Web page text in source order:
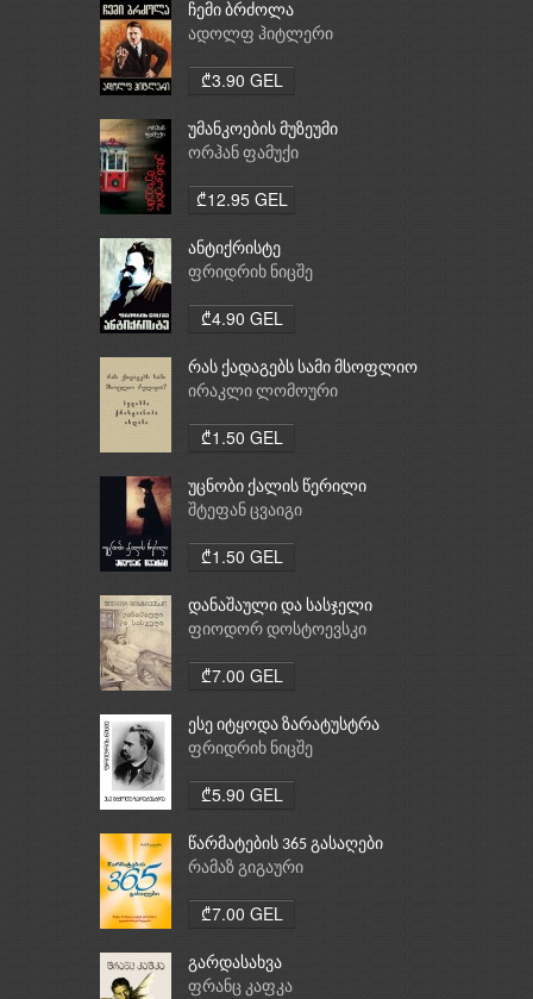
ჩემი ბრძოლა
ადოლფ ჰიტლერი
₾3.90 GEL
უმანკოების მუზეუმი
ორჰან ფამუქი
₾12.95 GEL
ანტიქრისტე
ფრიდრიხ ნიცშე
₾4.90 GEL
რას ქადაგებს სამი მსოფლიო
რელიგია: ბუდიზმი,
ირაკლი ლომოური
₾1.50 GEL
უცნობი ქალის წერილი
შტეფან ცვაიგი
₾1.50 GEL
დანაშაული და სასჯელი
ფიოდორ დოსტოევსკი
₾7.00 GEL
ესე იტყოდა ზარატუსტრა
ფრიდრიხ ნიცშე
₾5.90 GEL
წარმატების 365 გასაღები
რამაზ გიგაური
₾7.00 GEL
გარდასახვა
ფრანც კაფკა